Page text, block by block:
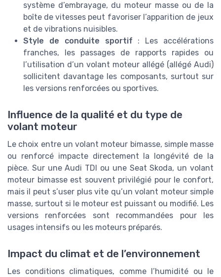
système d’embrayage, du moteur masse ou de la
boîte de vitesses peut favoriser l’apparition de jeux
et de vibrations nuisibles.
Style de conduite sportif : Les accélérations
franches, les passages de rapports rapides ou
l’utilisation d’un volant moteur allégé (allégé Audi)
sollicitent davantage les composants, surtout sur
les versions renforcées ou sportives.
Influence de la qualité et du type de
volant moteur
Le choix entre un volant moteur bimasse, simple masse
ou renforcé impacte directement la longévité de la
pièce. Sur une Audi TDI ou une Seat Skoda, un volant
moteur bimasse est souvent privilégié pour le confort,
mais il peut s’user plus vite qu’un volant moteur simple
masse, surtout si le moteur est puissant ou modifié. Les
versions renforcées sont recommandées pour les
usages intensifs ou les moteurs préparés.
Impact du climat et de l’environnement
Les conditions climatiques, comme l’humidité ou le